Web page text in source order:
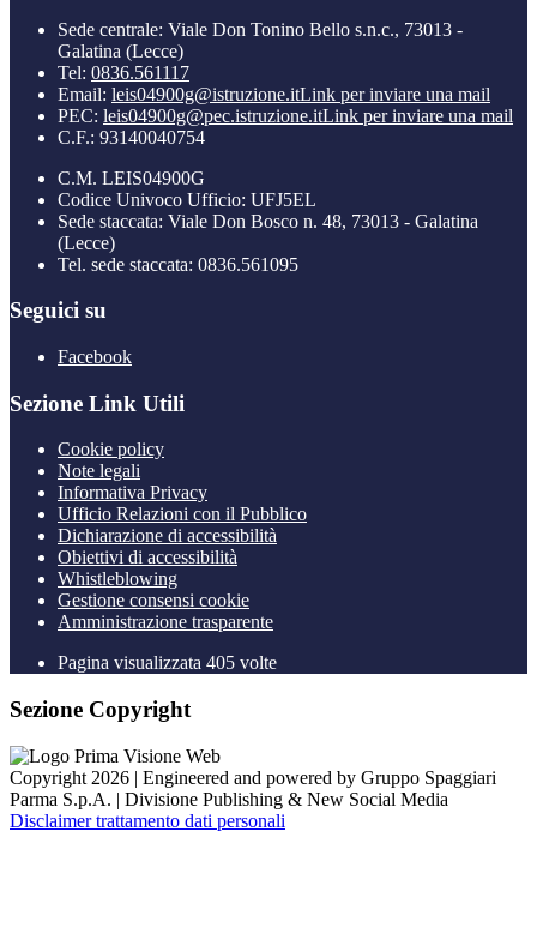
Sede centrale: Viale Don Tonino Bello s.n.c., 73013 -
Galatina (Lecce)
Tel: 0836.561117
Email: leis04900g@istruzione.itLink per inviare una mail
PEC: leis04900g@pec.istruzione.itLink per inviare una mail
C.F.: 93140040754
C.M. LEIS04900G
Codice Univoco Ufficio: UFJ5EL
Sede staccata: Viale Don Bosco n. 48, 73013 - Galatina
(Lecce)
Tel. sede staccata: 0836.561095
Seguici su
Facebook
Sezione Link Utili
Cookie policy
Note legali
Informativa Privacy
Ufficio Relazioni con il Pubblico
Dichiarazione di accessibilità
Obiettivi di accessibilità
Whistleblowing
Gestione consensi cookie
Amministrazione trasparente
Pagina visualizzata 405 volte
Sezione Copyright
Copyright 2026 | Engineered and powered by Gruppo Spaggiari
Parma S.p.A. | Divisione Publishing & New Social Media
Disclaimer trattamento dati personali